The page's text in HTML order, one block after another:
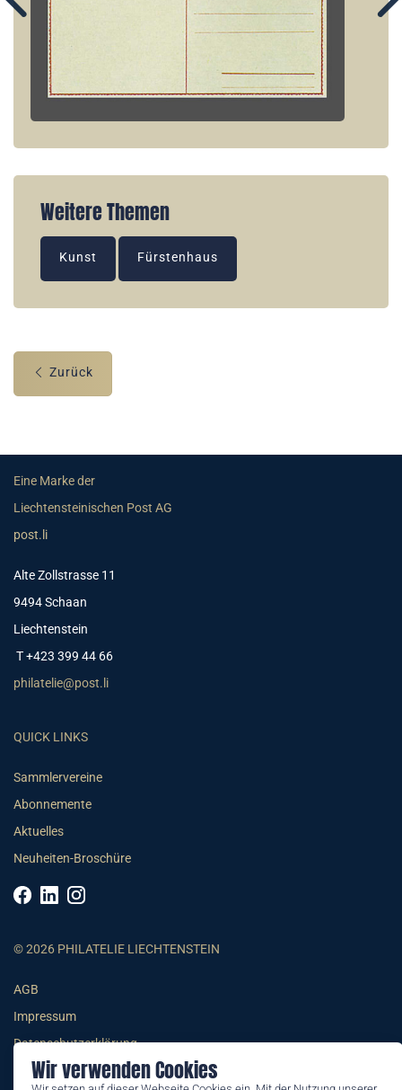
Wir verwenden Cookies
Weitere Themen
Kunst Fürstenhaus
Zurück
Eine Marke der
Liechtensteinischen Post AG
post.li
Alte Zollstrasse 11
9494 Schaan
Liechtenstein
T +423 399 44 66
philatelie@post.li
QUICK LINKS
Sammlervereine
Abonnemente
Aktuelles
Neuheiten-Broschüre
© 2026 PHILATELIE LIECHTENSTEIN
AGB
Impressum
Datenschutzerklärung